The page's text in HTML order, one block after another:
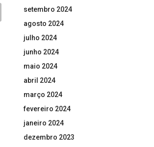
setembro 2024
agosto 2024
julho 2024
junho 2024
maio 2024
abril 2024
março 2024
fevereiro 2024
janeiro 2024
dezembro 2023